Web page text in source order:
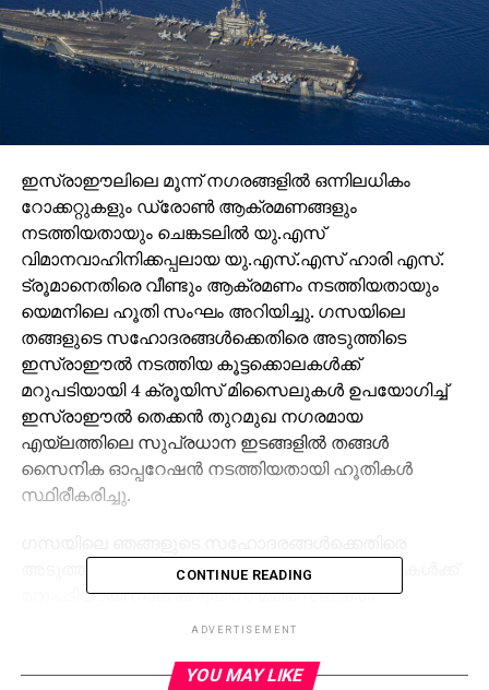
ഇസ്രാഈലിലെ മൂന്ന് നഗരങ്ങളില്‍ ഒന്നിലധികം
റോക്കറ്റുകളും ഡ്രോണ്‍ ആക്രമണങ്ങളും
നടത്തിയതായും ചെങ്കടലില്‍ യു.എസ്
വിമാനവാഹിനിക്കപ്പലായ യു.എസ്.എസ് ഹാരി എസ്.
ട്രൂമാനെതിരെ വീണ്ടും ആക്രമണം നടത്തിയതായും
യെമനിലെ ഹൂതി സംഘം അറിയിച്ചു. ഗസയിലെ
തങ്ങളുടെ സഹോദരങ്ങള്‍ക്കെതിരെ അടുത്തിടെ
ഇസ്രാഈല്‍ നടത്തിയ കൂട്ടക്കൊലകള്‍ക്ക്
മറുപടിയായി 4 ക്രൂയിസ് മിസൈലുകള്‍ ഉപയോഗിച്ച്
ഇസ്രാഈല്‍ തെക്കന്‍ തുറമുഖ നഗരമായ
എയ്ലത്തിലെ സുപ്രധാന ഇടങ്ങളില്‍ തങ്ങള്‍
സൈനിക ഓപ്പറേഷന്‍ നടത്തിയതായി ഹൂതികള്‍
സ്ഥിരീകരിച്ചു.
അടുത്തിടെ ഇസ്രാഈല്‍ നടത്തിയ കൂട്ടക്കൊലകള്‍ക്ക്
മറുപടിയായി നാല് ക്രൂയിസ് മിസൈലുകള്‍
ഉപയോഗിച്ച് ഇസ്രാഈല്‍ തെക്കന്‍ തുറമുഖ നഗരമായ
സൈനിക ഓപ്പറേഷന്‍ നടത്തി,’ ഹൂതി സൈനിക
CONTINUE READING
ADVERTISEMENT
YOU MAY LIKE